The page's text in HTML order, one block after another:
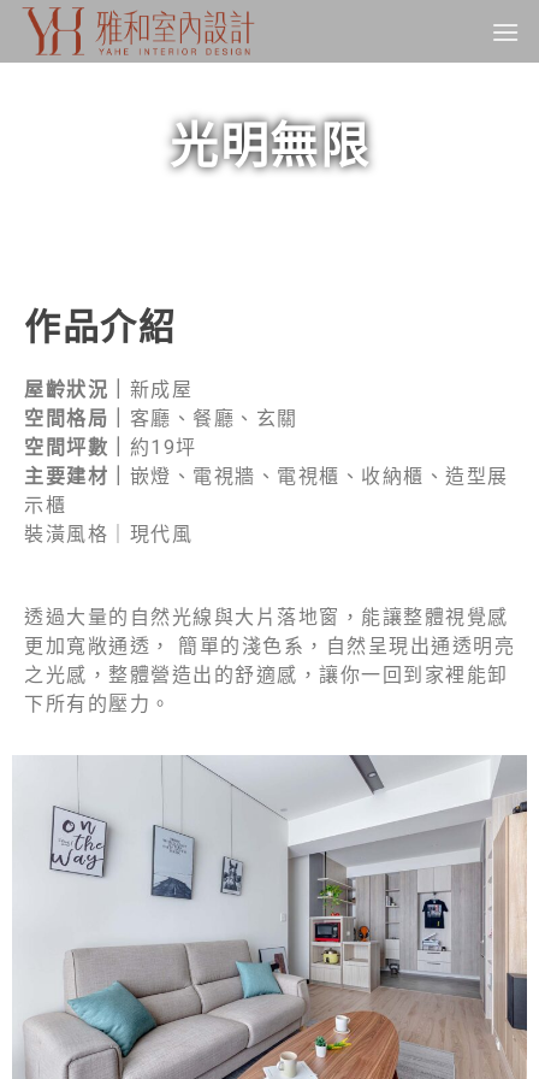
光明無限
作品介紹
屋齡狀況｜ 新成屋
空間格局｜ 客廳、餐廳、玄關
空間坪數｜ 約19坪
主要建材｜ 嵌燈、電視牆、電視櫃、收納櫃、造型展
示櫃
裝潢風格｜現代風
透過大量的自然光線與大片落地窗，能讓整體視覺感
更加寬敞通透， 簡單的淺色系，自然呈現出通透明亮
之光感，整體營造出的舒適感，讓你一回到家裡能卸
下所有的壓力。